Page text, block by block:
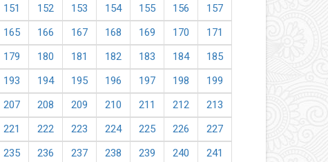
151 152 153 154 155 156
157
165 166 167 168 169 170
171
179 180 181 182 183 184
185
193 194 195 196 197 198
199
207 208 209 210 211 212
213
221 222 223 224 225 226
227
235 236 237 238 239 240
241